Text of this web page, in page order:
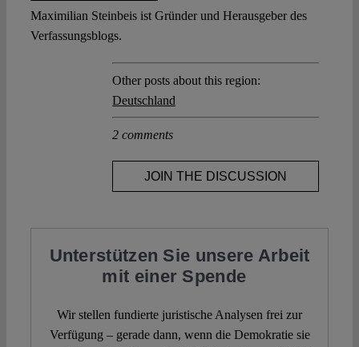
Maximilian Steinbeis ist Gründer und Herausgeber des
Verfassungsblogs.
Other posts about this region:
Deutschland
2 comments
JOIN THE DISCUSSION
Unterstützen Sie unsere Arbeit
mit einer Spende
Wir stellen fundierte juristische Analysen frei zur
Verfügung – gerade dann, wenn die Demokratie sie